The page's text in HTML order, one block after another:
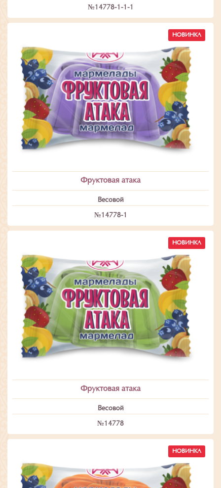
№14778-1-1-1
НОВИНКА
Фруктовая атака
Весовой
№14778-1
НОВИНКА
Фруктовая атака
Весовой
№14778
НОВИНКА